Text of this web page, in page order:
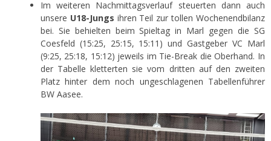
Im weiteren Nachmittagsverlauf steuerten dann auch
unsere U18-Jungs ihren Teil zur tollen Wochenendbilanz
bei. Sie behielten beim Spieltag in Marl gegen die SG
Coesfeld (15:25, 25:15, 15:11) und Gastgeber VC Marl
(9:25, 25:18, 15:12) jeweils im Tie-Break die Oberhand. In
der Tabelle kletterten sie vom dritten auf den zweiten
Platz hinter dem noch ungeschlagenen Tabellenführer
BW Aasee.